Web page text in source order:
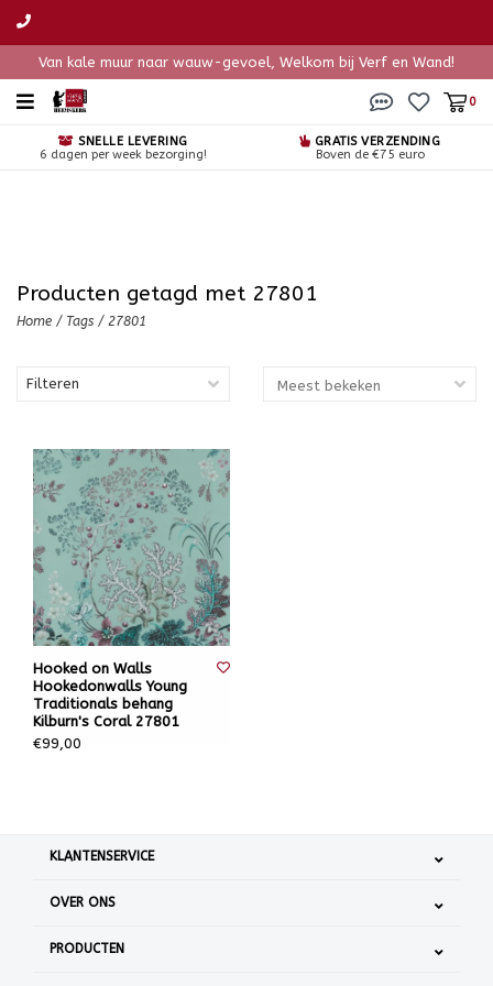
Van kale muur naar wauw-gevoel, Welkom bij Verf en Wand!
0
SNELLE LEVERING
6 dagen per week bezorging!
GRATIS VERZENDING
Boven de €75 euro
Producten getagd met 27801
Home / Tags / 27801
Filteren
Hooked on Walls
Hookedonwalls Young
Traditionals behang
Kilburn's Coral 27801
€99,00
KLANTENSERVICE
OVER ONS
PRODUCTEN